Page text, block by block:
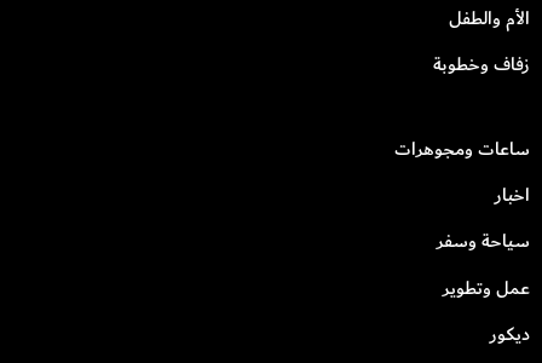
الأم والطفل
زفاف وخطوبة
ساعات ومجوهرات
اخبار
سياحة وسفر
عمل وتطوير
ديكور